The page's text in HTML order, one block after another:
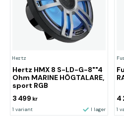
Hertz
Hertz HMX 8 S-LD-G-8""4
Ohm MARINE HÖGTALARE,
sport RGB
3 499 kr
1 variant I lager
4
1